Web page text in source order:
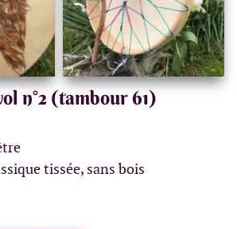
n°2 (tambour 61)
tissée, sans bois